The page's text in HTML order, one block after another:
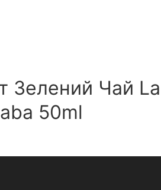
Зелений Чай La
50ml